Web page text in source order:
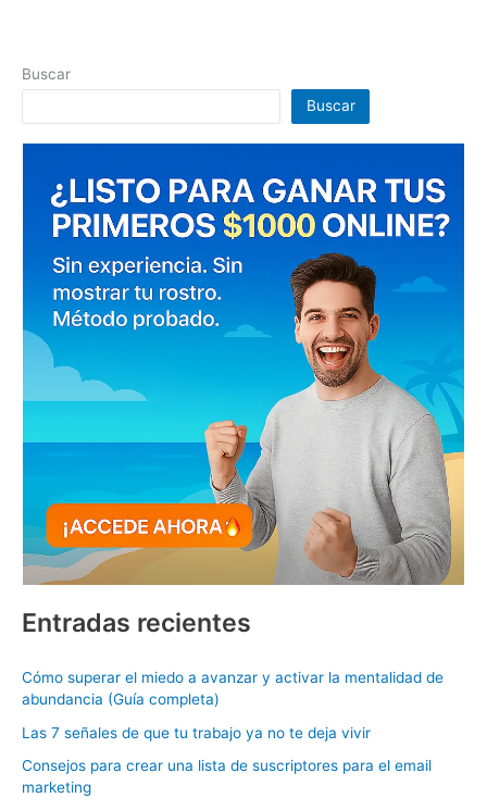
Buscar
Buscar
Entradas recientes
Cómo superar el miedo a avanzar y activar la mentalidad de
abundancia (Guía completa)
Las 7 señales de que tu trabajo ya no te deja vivir
Consejos para crear una lista de suscriptores para el email
marketing